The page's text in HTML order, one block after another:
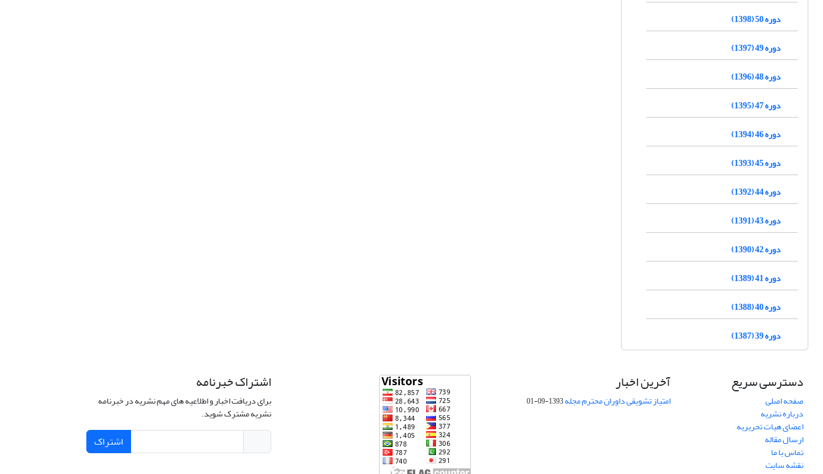
دوره 50 (1398)
دوره 49 (1397)
دوره 48 (1396)
دوره 47 (1395)
دوره 46 (1394)
دوره 45 (1393)
دوره 44 (1392)
دوره 43 (1391)
دوره 42 (1390)
دوره 41 (1389)
دوره 40 (1388)
دوره 39 (1387)
دسترسی سریع
صفحه اصلی
درباره نشریه
اعضای هیات تحریریه
ارسال مقاله
تماس با ما
نقشه سایت
آخرین اخبار
امتیاز تشویقی داوران محترم مجله1393-09-01
اشتراک خبرنامه
برای دریافت اخبار و اطلاعیه های مهم نشریه در خبرنامه
نشریه مشترک شوید.
اشتراک